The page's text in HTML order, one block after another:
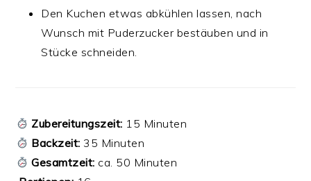
Den Kuchen etwas abkühlen lassen, nach
Wunsch mit Puderzucker bestäuben und in
Stücke schneiden.
Zubereitungszeit: 15 Minuten
Backzeit: 35 Minuten
Gesamtzeit: ca. 50 Minuten